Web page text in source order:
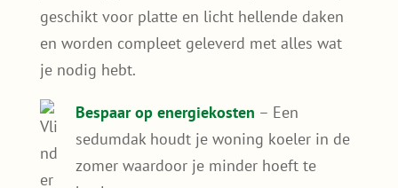
weersinvloeden;
Minder wateroverlast– Nederland kent
steeds vaker hevige regenbuien. Sedum
vangt regenwater op en ontlast het
riool;
Subsidievoordeel– Leeuwarden biedt